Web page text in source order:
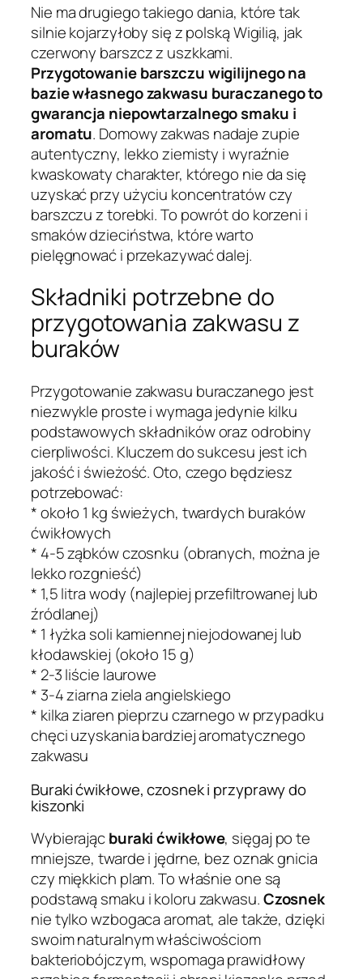
Nie ma drugiego takiego dania, które tak
silnie kojarzyłoby się z polską Wigilią, jak
czerwony barszcz z uszkkami.
Przygotowanie barszczu wigilijnego na
bazie własnego zakwasu buraczanego to
gwarancja niepowtarzalnego smaku i
aromatu. Domowy zakwas nadaje zupie
autentyczny, lekko ziemisty i wyraźnie
kwaskowaty charakter, którego nie da się
uzyskać przy użyciu koncentratów czy
barszczu z torebki. To powrót do korzeni i
smaków dzieciństwa, które warto
pielęgnować i przekazywać dalej.
Składniki potrzebne do
przygotowania zakwasu z
buraków
Przygotowanie zakwasu buraczanego jest
niezwykle proste i wymaga jedynie kilku
podstawowych składników oraz odrobiny
cierpliwości. Kluczem do sukcesu jest ich
jakość i świeżość. Oto, czego będziesz
potrzebować:
* około 1 kg świeżych, twardych buraków
ćwikłowych
* 4-5 ząbków czosnku (obranych, można je
lekko rozgnieść)
* 1,5 litra wody (najlepiej przefiltrowanej lub
źródlanej)
* 1 łyżka soli kamiennej niejodowanej lub
kłodawskiej (około 15 g)
* 2-3 liście laurowe
* 3-4 ziarna ziela angielskiego
* kilka ziaren pieprzu czarnego w przypadku
chęci uzyskania bardziej aromatycznego
zakwasu
Buraki ćwikłowe, czosnek i przyprawy do
kiszonki
Wybierającburaki ćwikłowe, sięgaj po te
mniejsze, twarde i jędrne, bez oznak gnicia
czy miękkich plam. To właśnie one są
podstawą smaku i koloru zakwasu.Czosnek
nie tylko wzbogaca aromat, ale także, dzięki
swoim naturalnym właściwościom
bakteriobójczym, wspomaga prawidłowy